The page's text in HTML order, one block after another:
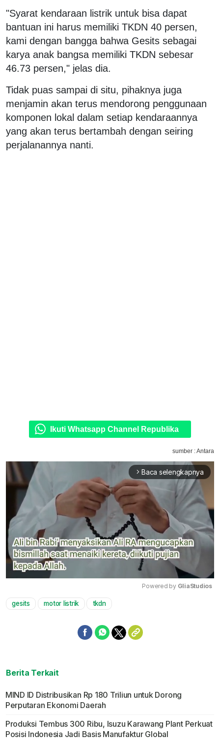
"Syarat kendaraan listrik untuk bisa dapat
bantuan ini harus memiliki TKDN 40 persen,
kami dengan bangga bahwa Gesits sebagai
karya anak bangsa memiliki TKDN sebesar
46.73 persen," jelas dia.
Tidak puas sampai di situ, pihaknya juga
menjamin akan terus mendorong penggunaan
komponen lokal dalam setiap kendaraannya
yang akan terus bertambah dengan seiring
perjalanannya nanti.
Ikuti Whatsapp Channel Republika
sumber : Antara
arrow_forward_ios Baca selengkapnya
Powered by GliaStudios
gesits motor listrik tkdn
Berita Terkait
MIND ID Distribusikan Rp 180 Triliun untuk Dorong
Perputaran Ekonomi Daerah
Produksi Tembus 300 Ribu, Isuzu Karawang Plant Perkuat
Posisi Indonesia Jadi Basis Manufaktur Global